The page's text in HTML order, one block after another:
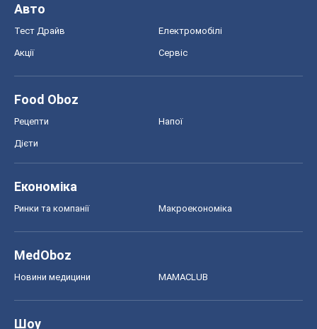
Авто
Тест Драйв Електромобілі
Акції Сервіс
Food Oboz
Рецепти Напої
Дієти
Економіка
Ринки та компанії Макроекономіка
MedOboz
Новини медицини MAMACLUB
Шоу